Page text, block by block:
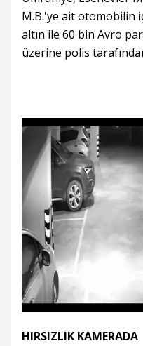
M.B.'ye ait otomobilin
altın ile 60 bin Avro
üzerine polis
HIRSIZLIK KAMERADA